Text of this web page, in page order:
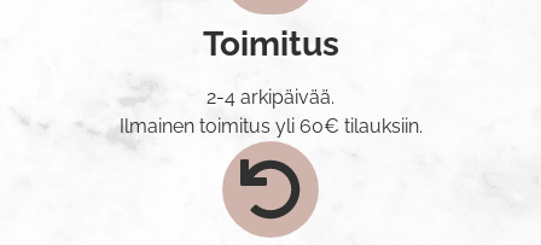
Toimitus
2-4 arkipäivää.
Ilmainen toimitus yli 60€ tilauksiin.